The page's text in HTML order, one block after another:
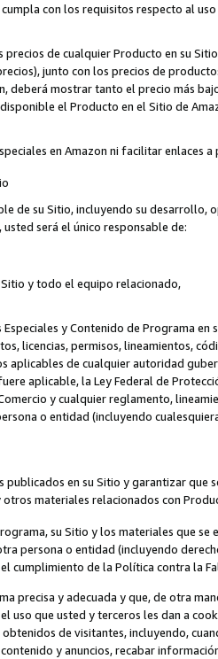
con los requisitos respecto al uso
precios de cualquier Producto en su
junto con los precios de
deberá mostrar tanto el precio más
disponible el Producto en el Sitio de
en Amazon ni facilitar enlaces
de su Sitio, incluyendo su
será el único responsable de:
y todo el equipo relacionado,
Especiales y Contenido de Programa
licencias, permisos, lineamientos,
aplicables de cualquier autoridad
aplicable, la Ley Federal de
y cualquier reglamento,
o entidad (incluyendo
en su Sitio y garantizar que
materiales relacionados con
su Sitio y los materiales que se
persona o entidad (incluyendo
cumplimiento de la Política contra la
precisa y adecuada y que, de otra
uso que usted y terceros les dan a
de visitantes, incluyendo,
y anuncios, recabar